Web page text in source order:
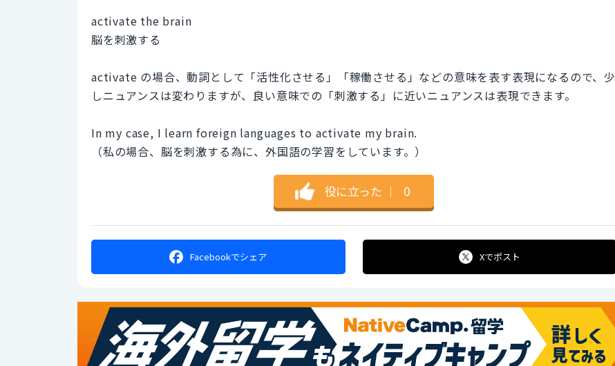
activate the brain
脳を刺激する
activate の場合、動詞として「活性化させる」「稼働させる」などの意味を表す表現になるので、少
しニュアンスは変わりますが、良い意味での「刺激する」に近いニュアンスは表現できます。
In my case, I learn foreign languages ​​to activate my brain.
（私の場合、脳を刺激する為に、外国語の学習をしています。）
役に立った ｜ 0
Facebookでシェア Xでポスト